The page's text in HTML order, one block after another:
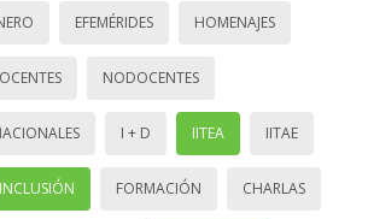
EFEMÉRIDES HOMENAJES
NODOCENTES
I + D IITEA IITAE
INCLUSIÓN FORMACIÓN CHARLAS